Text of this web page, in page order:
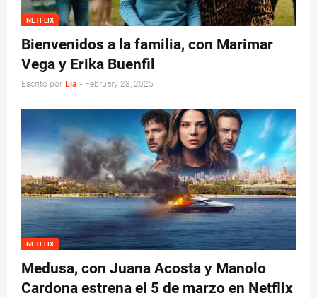
NETFLIX
Bienvenidos a la familia, con Marimar
Vega y Erika Buenfil
Escrito por Lia - February 28, 2025
NETFLIX
Medusa, con Juana Acosta y Manolo
Cardona estrena el 5 de marzo en Netflix